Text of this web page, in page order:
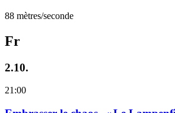
88 mètres/seconde
Fr
2.10.
21:00